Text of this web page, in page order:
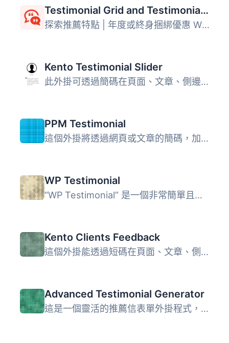
Testimonial Grid and Testimonial Slider plus Carousel with Rotator Widget
探索推薦特點 | 年度或終身捆綁優惠 WP Testimonials with ro...
Kento Testimonial Slider
此外掛可透過簡碼在頁面、文章、側邊欄或.php檔中無限制地新...
PPM Testimonial
這個外掛將透過網頁或文章的簡碼，加入淡入淡出的推薦評論。 ...
WP Testimonial
“WP Testimonial” 是一個非常簡單且輕量的外掛程...
Kento Clients Feedback
這個外掛能透過短碼在頁面、文章、側邊欄或 .php 檔案中加入...
Advanced Testimonial Generator
這是一個靈活的推薦信表單外掛程式，可生成前端表單，讓使用...